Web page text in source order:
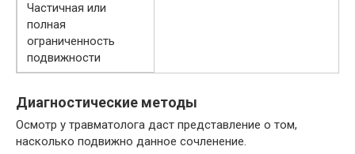
Частичная или
полная
ограниченность
подвижности
Диагностические методы
Осмотр у травматолога даст представление о том,
насколько подвижно данное сочленение.